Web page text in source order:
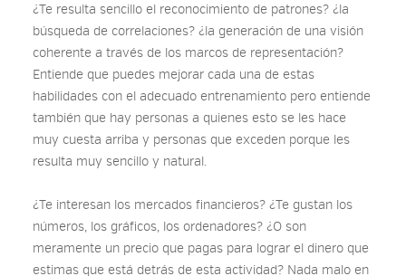
¿Te resulta sencillo el reconocimiento de patrones? ¿la
búsqueda de correlaciones? ¿la generación de una visión
coherente a través de los marcos de representación?
Entiende que puedes mejorar cada una de estas
habilidades con el adecuado entrenamiento pero entiende
también que hay personas a quienes esto se les hace
muy cuesta arriba y personas que exceden porque les
resulta muy sencillo y natural.
¿Te interesan los mercados financieros? ¿Te gustan los
números, los gráficos, los ordenadores? ¿O son
meramente un precio que pagas para lograr el dinero que
estimas que está detrás de esta actividad? Nada malo en